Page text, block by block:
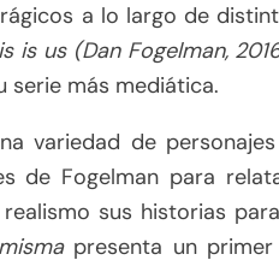
a lo largo de
is us (Dan Fogelman,
serie más mediática.
variedad de
de Fogelman para
sus historias
presenta un